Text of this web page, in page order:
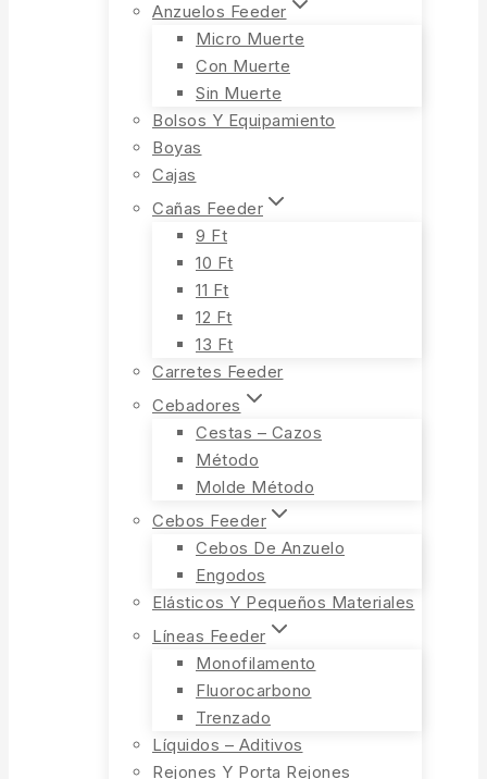
Anzuelos Feeder
Micro Muerte
Con Muerte
Sin Muerte
Bolsos Y Equipamiento
Boyas
Cajas
Cañas Feeder
9 Ft
10 Ft
11 Ft
12 Ft
13 Ft
Carretes Feeder
Cebadores
Cestas – Cazos
Método
Molde Método
Cebos Feeder
Cebos De Anzuelo
Engodos
Elásticos Y Pequeños Materiales
Líneas Feeder
Monofilamento
Fluorocarbono
Trenzado
Líquidos – Aditivos
Rejones Y Porta Rejones